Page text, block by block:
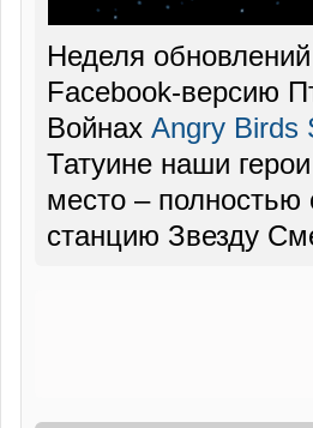
Неделя
Facebook-версию
Войнах Angry Birds
Татуине наши
место –
станцию Звезду